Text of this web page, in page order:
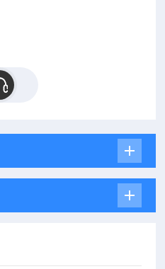
、塑料、尼龙、玻璃等。